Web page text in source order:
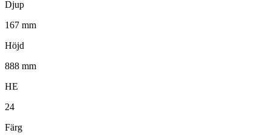
Djup
167 mm
Höjd
888 mm
HE
24
Färg